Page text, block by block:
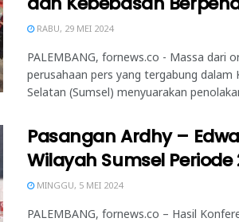
RABU, 29 MEI 2024
PALEMBANG, fornews.co - Massa dari
perusahaan pers yang tergabung dalam
Selatan (Sumsel) menyuarakan
Pasangan Ardhy –
Wilayah Sumsel
MINGGU, 5 MEI 2024
PALEMBANG, fornews.co – Hasil